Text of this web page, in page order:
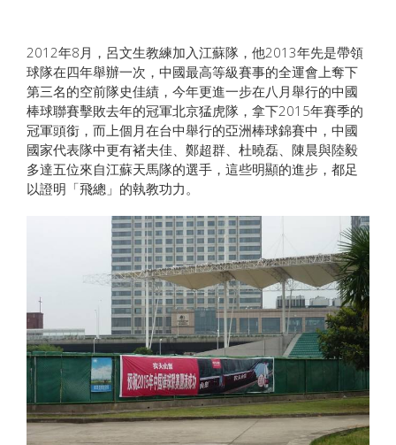
2012年8月，呂文生教練加入江蘇隊，他2013年先是帶領
球隊在四年舉辦一次，中國最高等級賽事的全運會上奪下
第三名的空前隊史佳績，今年更進一步在八月舉行的中國
棒球聯賽擊敗去年的冠軍北京猛虎隊，拿下2015年賽季的
冠軍頭銜，而上個月在台中舉行的亞洲棒球錦賽中，中國
國家代表隊中更有褚夫佳、鄭超群、杜曉磊、陳晨與陸毅
多達五位來自江蘇天馬隊的選手，這些明顯的進步，都足
以證明「飛總」的執教功力。